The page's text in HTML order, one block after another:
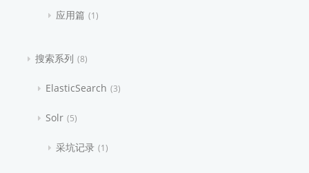
应用篇 1
搜索系列 8
ElasticSearch 3
Solr 5
采坑记录 1